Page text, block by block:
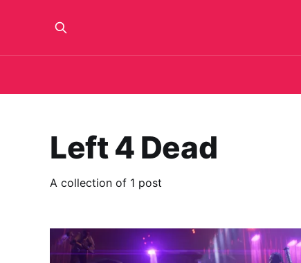
Left 4 Dead
A collection of 1 post